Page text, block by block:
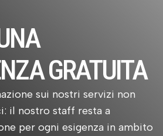
GRATUITA
sui nostri servizi non
il nostro staff resta a
per ogni esigenza in ambito